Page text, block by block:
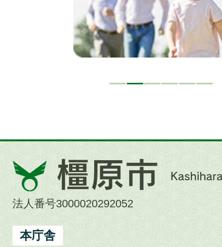
橿
原
市
City
法人番号3000020292052
本庁舎